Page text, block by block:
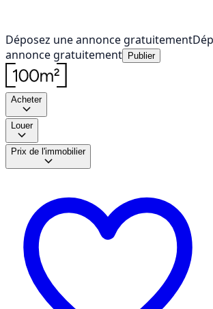
Déposez une annonce gratuitement
annonce gratuitement
Publier
Acheter
Louer
Prix de l'immobilier